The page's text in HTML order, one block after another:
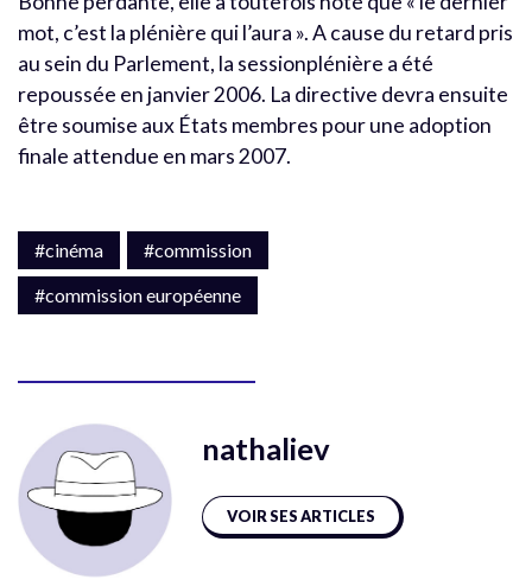
mot, c’est la plénière qui l’aura ». A cause du retard pris
au sein du Parlement, la sessionplénière a été
repoussée en janvier 2006. La directive devra ensuite
être soumise aux États membres pour une adoption
finale attendue en mars 2007.
#cinéma
#commission
#commission européenne
nathaliev
VOIR SES ARTICLES